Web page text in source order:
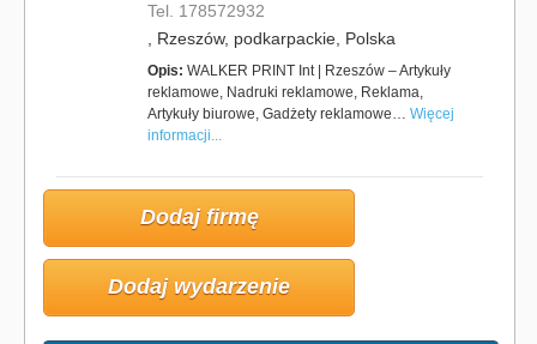
Tel. 178572932
, Rzeszów, podkarpackie, Polska
Opis: WALKER PRINT Int | Rzeszów – Artykuły
reklamowe, Nadruki reklamowe, Reklama,
Artykuły biurowe, Gadżety reklamowe… Więcej
informacji...
Dodaj firmę
Dodaj wydarzenie